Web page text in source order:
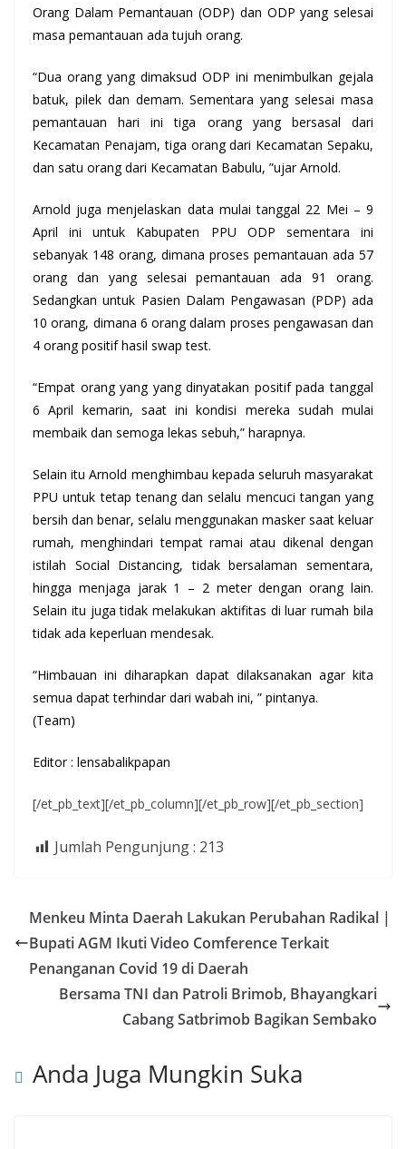
Orang Dalam Pemantauan (ODP) dan ODP yang selesai
masa pemantauan ada tujuh orang.
“Dua orang yang dimaksud ODP ini menimbulkan gejala
batuk, pilek dan demam. Sementara yang selesai masa
pemantauan hari ini tiga orang yang bersasal dari
Kecamatan Penajam, tiga orang dari Kecamatan Sepaku,
dan satu orang dari Kecamatan Babulu, ”ujar Arnold.
Arnold juga menjelaskan data mulai tanggal 22 Mei – 9
April ini untuk Kabupaten PPU ODP sementara ini
sebanyak 148 orang, dimana proses pemantauan ada 57
orang dan yang selesai pemantauan ada 91 orang.
Sedangkan untuk Pasien Dalam Pengawasan (PDP) ada
10 orang, dimana 6 orang dalam proses pengawasan dan
4 orang positif hasil swap test.
“Empat orang yang yang dinyatakan positif pada tanggal
6 April kemarin, saat ini kondisi mereka sudah mulai
membaik dan semoga lekas sebuh,” harapnya.
Selain itu Arnold menghimbau kepada seluruh masyarakat
PPU untuk tetap tenang dan selalu mencuci tangan yang
bersih dan benar, selalu menggunakan masker saat keluar
rumah, menghindari tempat ramai atau dikenal dengan
istilah Social Distancing, tidak bersalaman sementara,
hingga menjaga jarak 1 – 2 meter dengan orang lain.
Selain itu juga tidak melakukan aktifitas di luar rumah bila
tidak ada keperluan mendesak.
“Himbauan ini diharapkan dapat dilaksanakan agar kita
semua dapat terhindar dari wabah ini, ” pintanya.
(Team)
Editor : lensabalikpapan
[/et_pb_text][/et_pb_column][/et_pb_row][/et_pb_section]
Jumlah Pengunjung : 213
Menkeu Minta Daerah Lakukan Perubahan Radikal |
Bupati AGM Ikuti Video Comference Terkait
Penanganan Covid 19 di Daerah
Bersama TNI dan Patroli Brimob, Bhayangkari
Cabang Satbrimob Bagikan Sembako
Anda Juga Mungkin Suka